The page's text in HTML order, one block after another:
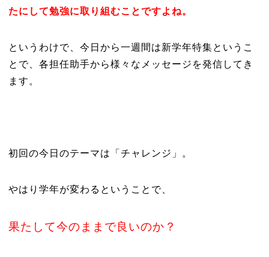
たにして勉強に取り組むことですよね。
というわけで、今日から一週間は新学年特集というこ
とで、各担任助手から様々なメッセージを発信してき
ます。
初回の今日のテーマは「チャレンジ」。
やはり学年が変わるということで、
果たして今のままで良いのか？